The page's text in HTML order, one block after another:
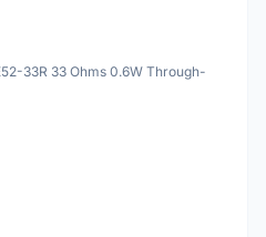
33R 33 Ohms 0.6W Through-